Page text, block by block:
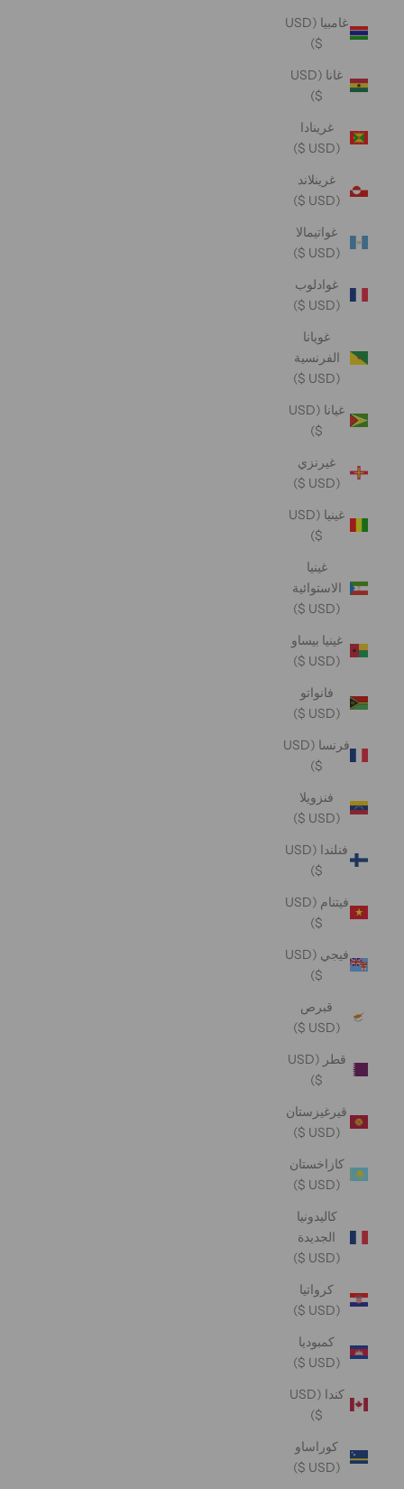
غامبيا (USD
$)
غانا (USD
$)
غرينادا
(USD $)
غرينلاند
(USD $)
غواتيمالا
(USD $)
غوادلوب
(USD $)
غويانا
الفرنسية
(USD $)
غيانا (USD
$)
غيرنزي
(USD $)
غينيا (USD
$)
غينيا
الاستوائية
(USD $)
غينيا بيساو
(USD $)
فانواتو
(USD $)
فرنسا (USD
$)
فنزويلا
(USD $)
فنلندا (USD
$)
فيتنام (USD
$)
فيجي (USD
$)
قبرص
(USD $)
قطر (USD
$)
قيرغيزستان
(USD $)
كازاخستان
(USD $)
كاليدونيا
الجديدة
(USD $)
كرواتيا
(USD $)
كمبوديا
(USD $)
كندا (USD
$)
كوراساو
(USD $)